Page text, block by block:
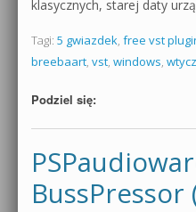
klasycznych, starej daty
Tagi: 5 gwiazdek, free vst
breebaart, vst, windows,
Podziel się:
BussPressor